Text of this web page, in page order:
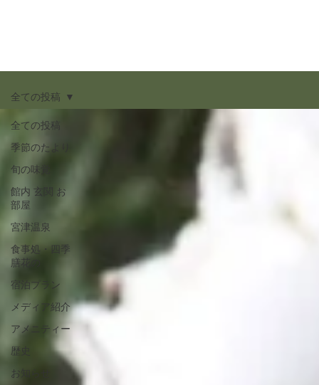
全ての投稿
季節のたより
旬の味覚
館内 玄関 お
部屋
宮津温泉
食事処・四季
膳花の
宿泊プラン
メディア紹介
アメニティー
歴史
お知らせ
全ての投稿